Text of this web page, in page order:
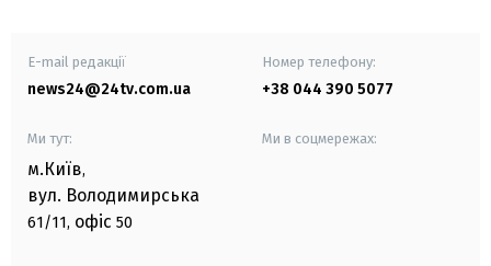
E-mail редакції
news24@24tv.com.ua
Номер телефону:
+38 044 390 5077
Ми тут:
м.Київ,
вул. Володимирська
61/11, офіс 50
Ми в соцмережах: